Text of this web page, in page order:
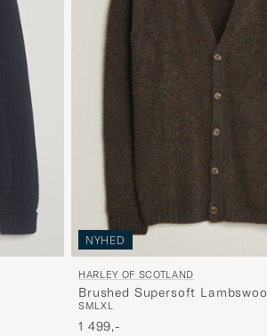
NYHED
HARLEY OF SCOTLAND
Brushed Supersoft
Carob
SMLXL
1 499,-